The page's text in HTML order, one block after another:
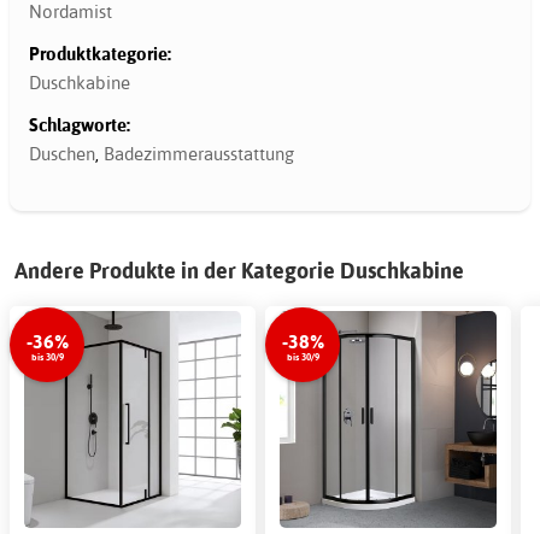
Nordamist
Produktkategorie:
Duschkabine
Schlagworte:
Duschen, Badezimmerausstattung
Andere Produkte in der Kategorie Duschkabine
-36%
bis 30/9
-38%
bis 30/9